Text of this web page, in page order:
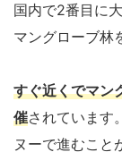
国内で2番目に
マングローブ林
すぐ近くでマン
催されています
ヌーで進むこと